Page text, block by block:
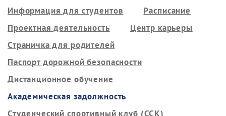
Информация для студентов
Расписание
Проектная деятельность
Центр карьеры
Страничка для родителей
Паспорт дорожной безопасности
Дистанционное обучение
Академическая задолжность
Студенческий спортивный клуб (ССК)